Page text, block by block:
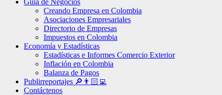
Guía de Negocios
Creando Empresa en Colombia
Asociaciones Empresariales
Directorio de Empresas
Impuestos en Colombia
Economía y Estadísticas
Estadísticas e Informes Comercio Exterior
Inflación en Colombia
Balanza de Pagos
Publirreportajes 🔎👨🏻‍💻
Contáctenos